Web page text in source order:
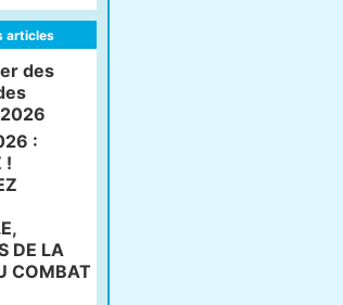
articles
des
:
!
DE LA
COMBAT